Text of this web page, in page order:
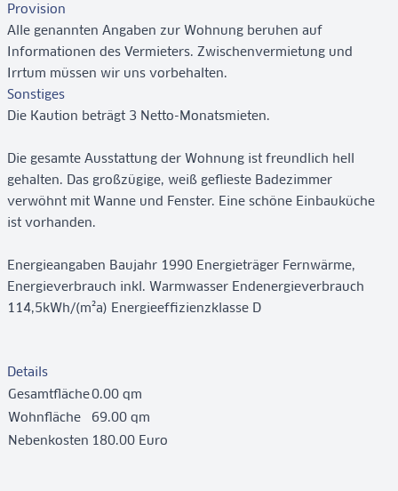
Provision
Alle genannten Angaben zur Wohnung beruhen auf
Informationen des Vermieters. Zwischenvermietung und
Irrtum müssen wir uns vorbehalten.
Sonstiges
Die Kaution beträgt 3 Netto-Monatsmieten.
Die gesamte Ausstattung der Wohnung ist freundlich hell
gehalten. Das großzügige, weiß geflieste Badezimmer
verwöhnt mit Wanne und Fenster. Eine schöne Einbauküche
ist vorhanden.
Energieangaben Baujahr 1990 Energieträger Fernwärme,
Energieverbrauch inkl. Warmwasser Endenergieverbrauch
114,5kWh/(m²a) Energieeffizienzklasse D
Details
Gesamtfläche0.00 qm
Wohnfläche
69.00 qm
Nebenkosten 180.00 Euro